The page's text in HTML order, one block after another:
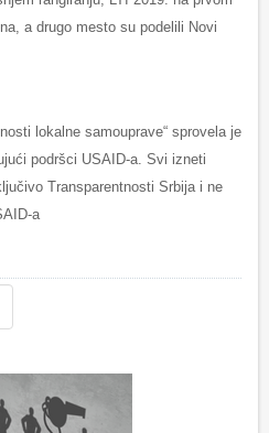
a drugo mesto su podelili Novi
lokalne samouprave“ sprovela je
podršci USAID-a. Svi izneti
Transparentnosti Srbija i ne
a